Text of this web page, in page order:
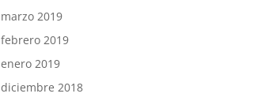
marzo 2019
febrero 2019
enero 2019
diciembre 2018